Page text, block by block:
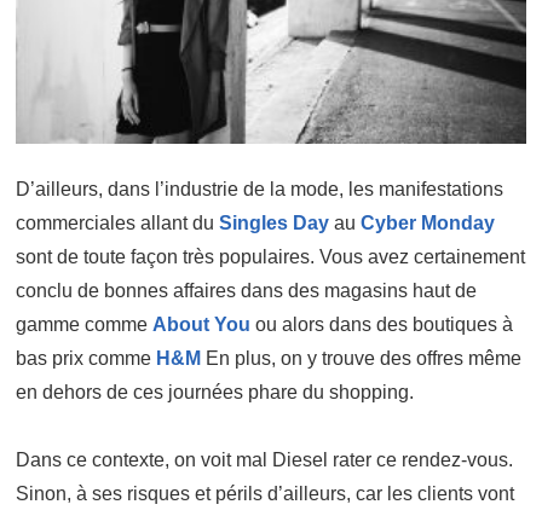
D’ailleurs, dans l’industrie de la mode, les manifestations
commerciales allant du Singles Day au Cyber Monday
sont de toute façon très populaires. Vous avez certainement
conclu de bonnes affaires dans des magasins haut de
gamme comme About You ou alors dans des boutiques à
bas prix comme H&M En plus, on y trouve des offres même
en dehors de ces journées phare du shopping.
Dans ce contexte, on voit mal Diesel rater ce rendez-vous.
Sinon, à ses risques et périls d’ailleurs, car les clients vont